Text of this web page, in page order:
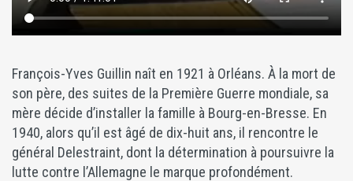
François-Yves Guillin naît en 1921 à Orléans. À la mort de
son père, des suites de la Première Guerre mondiale, sa
mère décide d’installer la famille à Bourg-en-Bresse. En
1940, alors qu’il est âgé de dix-huit ans, il rencontre le
général Delestraint, dont la détermination à poursuivre la
lutte contre l’Allemagne le marque profondément.